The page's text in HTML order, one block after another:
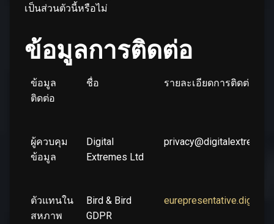
เป็นส่วนตัวนี้หรือไม่
ข้อมูลการติดต่อ
ข้อมูล
ติดต่อ
ชื่อ รายละเอียดการติดต่อ
ผู้ควบคุม
ข้อมูล
Digital
Extremes Ltd
ตัวแทนใน
สหภาพ
Bird & Bird
GDPR